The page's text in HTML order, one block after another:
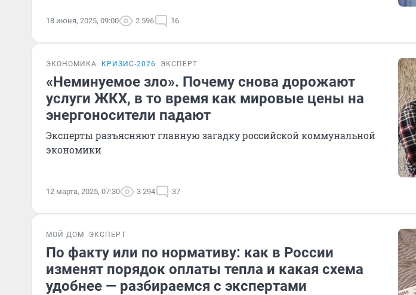
18 июня, 2025, 09:00 2 596 16
ЭКОНОМИКА КРИЗИС-2026 ЭКСПЕРТ
«Неминуемое зло». Почему снова дорожают
услуги ЖКХ, в то время как мировые цены на
энергоносители падают
Эксперты разъясняют главную загадку российской коммунальной
экономики
12 марта, 2025, 07:30 3 294 37
МОЙ ДОМ ЭКСПЕРТ
По факту или по нормативу: как в России
изменят порядок оплаты тепла и какая схема
удобнее — разбираемся с экспертами